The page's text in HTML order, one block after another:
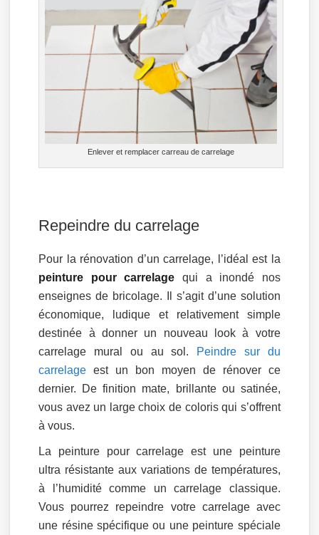
Enlever et remplacer carreau de carrelage
Repeindre du carrelage
Pour la rénovation d’un carrelage, l’idéal est la
peinture pour carrelage qui a inondé nos
enseignes de bricolage. Il s’agit d’une solution
économique, ludique et relativement simple
destinée à donner un nouveau look à votre
carrelage mural ou au sol.
Peindre sur du
carrelage est un bon moyen de rénover ce
dernier. De finition mate, brillante ou satinée,
vous avez un large choix de coloris qui s’offrent
à vous.
La peinture pour carrelage est une peinture
ultra résistante aux variations de températures,
à l’humidité comme un carrelage classique.
Vous pourrez repeindre votre carrelage avec
une résine spécifique ou une peinture spéciale